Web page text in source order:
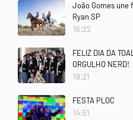
João Gomes une
Ryan SP
16:22
FELIZ DIA DA
ORGULHO NERD!
19:21
FESTA PLOC
14:51